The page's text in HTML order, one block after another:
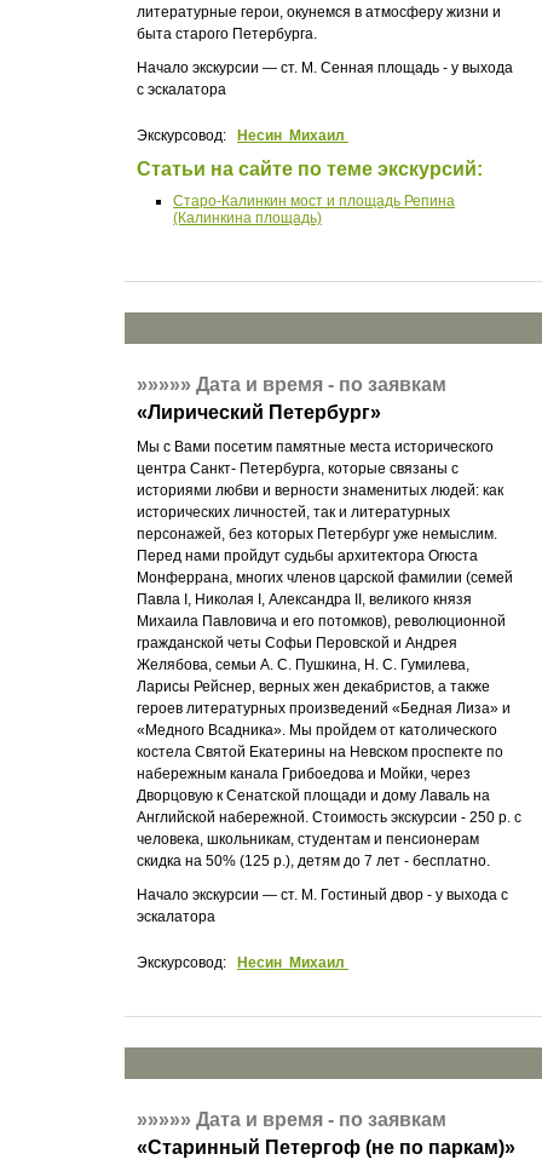
литературные герои, окунемся в атмосферу жизни и
быта старого Петербурга.
Начало экскурсии — ст. М. Сенная площадь - у выхода
с эскалатора
Экскурсовод: Несин Михаил
Статьи на сайте по теме экскурсий:
Старо-Калинкин мост и площадь Репина
(Калинкина площадь)
»»»»»Дата и время - по заявкам
«Лирический Петербург»
Мы с Вами посетим памятные места исторического
центра Санкт- Петербурга, которые связаны с
историями любви и верности знаменитых людей: как
исторических личностей, так и литературных
персонажей, без которых Петербург уже немыслим.
Перед нами пройдут судьбы архитектора Огюста
Монферрана, многих членов царской фамилии (семей
Павла I, Николая I, Александра II, великого князя
Михаила Павловича и его потомков), революционной
гражданской четы Софьи Перовской и Андрея
Желябова, семьи А. С. Пушкина, Н. С. Гумилева,
Ларисы Рейснер, верных жен декабристов, а также
героев литературных произведений «Бедная Лиза» и
«Медного Всадника». Мы пройдем от католического
костела Святой Екатерины на Невском проспекте по
набережным канала Грибоедова и Мойки, через
Дворцовую к Сенатской площади и дому Лаваль на
Английской набережной. Стоимость экскурсии - 250 р. с
человека, школьникам, студентам и пенсионерам
скидка на 50% (125 р.), детям до 7 лет - бесплатно.
Начало экскурсии — ст. М. Гостиный двор - у выхода с
эскалатора
Экскурсовод: Несин Михаил
»»»»»Дата и время - по заявкам
«Старинный Петергоф (не по паркам)»